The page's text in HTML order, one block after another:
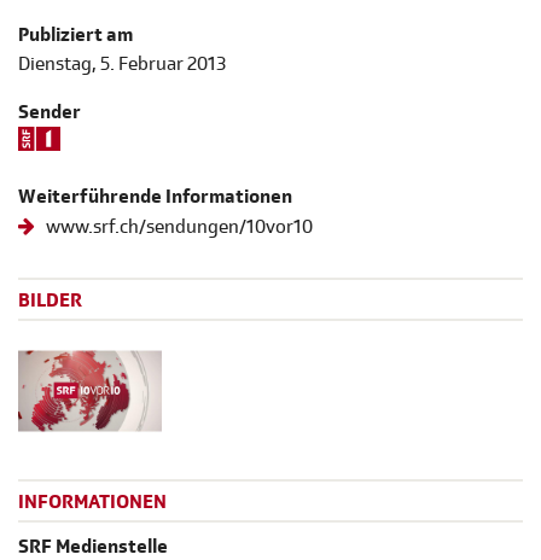
Publiziert am
Dienstag, 5. Februar 2013
Sender
Weiterführende Informationen
www.srf.ch/sendungen/10vor10
BILDER
INFORMATIONEN
SRF Medienstelle